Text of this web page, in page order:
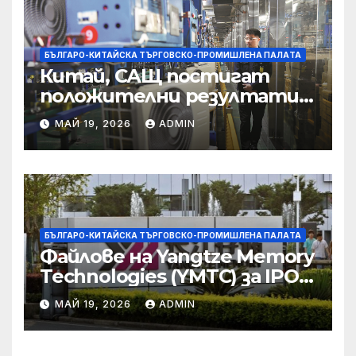
престъпност
БЪЛГАРО-КИТАЙСКА ТЪРГОВСКО-ПРОМИШЛЕНА ПАЛAТА
Китай, САЩ постигат
положителни резултати в
икономическите и
търговски консултации:
министерство
МАЙ 19, 2026 ADMIN
БЪЛГАРО-КИТАЙСКА ТЪРГОВСКО-ПРОМИШЛЕНА ПАЛAТА
Файлове на Yangtze Memory
Technologies (YMTC) за IPO
на STAR Market
МАЙ 19, 2026 ADMIN